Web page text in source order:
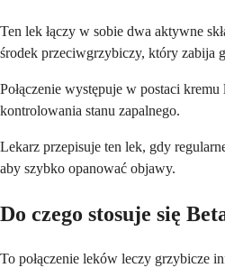
Ten lek łączy w sobie dwa aktywne
środek przeciwgrzybiczy, który zabija
Połączenie występuje w postaci
kontrolowania stanu zapalnego.
Lekarz przepisuje ten lek, gdy
aby szybko opanować objawy.
Do czego stosuje się
To połączenie leków leczy grzybicze